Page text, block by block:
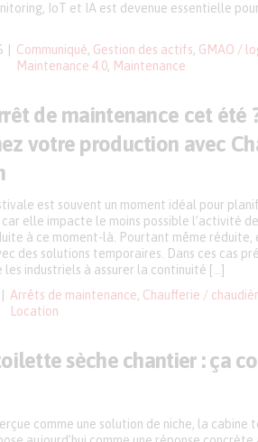
Communiqué Gestion des actifs GMAO /
Maintenance 4.0 Maintenance
IoT et IA est devenue essentielle
de maintenance cet été
votre production avec
Arrêts de maintenance Chaufferie /
Location
est souvent un moment idéal pour
elle impacte le moins possible l’activité
à ce moment-là. Pourtant même réduite,
des solutions temporaires. Dans ces cas
les industriels à assurer la continuité […]
sèche chantier : ça
comme une solution de niche, la cabine